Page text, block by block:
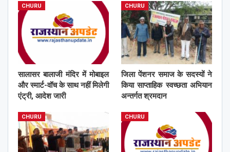
CHURU
सालासर बालाजी मंदिर में मोबाइल
और स्मार्ट-वॉच के साथ नहीं मिलेगी
एंट्री, आदेश जारी
CHURU
जिला पेंशनर समाज के सदस्यों ने
किया साप्ताहिक स्वच्छता अभियान
अन्तर्गत श्रमदान
CHURU CHURU